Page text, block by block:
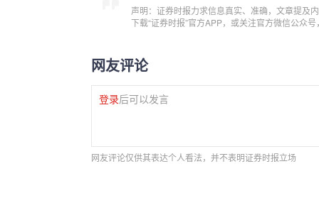
声明：证券时报力求信息真实、准确，文章提及
下载“证券时报”官方APP，或关注官方微信公众
网友评论
登录后可以发言
网友评论仅供其表达个人看法，并不表明证券时报立场